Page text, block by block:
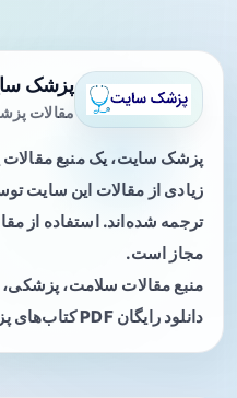
پزشک
مقالات
پزشک سایت، یک منبع
زیادی از مقالات این سایت
ترجمه شده‌اند. استفاده از
مجاز است.
منبع مقالات سلامت،
دانلود رایگان PDF کتاب‌های پزشکی.